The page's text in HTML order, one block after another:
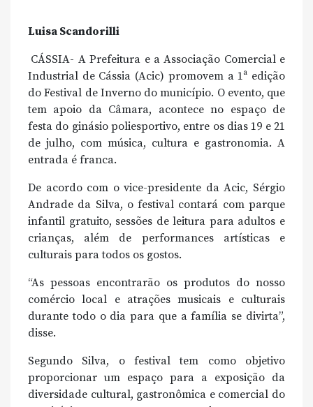
Luisa Scandorilli
CÁSSIA- A Prefeitura e a Associação Comercial e
Industrial de Cássia (Acic) promovem a 1ª edição
do Festival de Inverno do município. O evento, que
tem apoio da Câmara, acontece no espaço de
festa do ginásio poliesportivo, entre os dias 19 e 21
de julho, com música, cultura e gastronomia. A
entrada é franca.
De acordo com o vice-presidente da Acic, Sérgio
Andrade da Silva, o festival contará com parque
infantil gratuito, sessões de leitura para adultos e
crianças, além de performances artísticas e
culturais para todos os gostos.
“As pessoas encontrarão os produtos do nosso
comércio local e atrações musicais e culturais
durante todo o dia para que a família se divirta”,
disse.
Segundo Silva, o festival tem como objetivo
proporcionar um espaço para a exposição da
diversidade cultural, gastronômica e comercial do